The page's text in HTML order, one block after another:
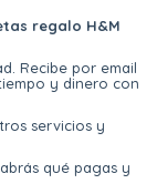
regalo H&M
Recibe por email
y dinero con
servicios y
qué pagas y